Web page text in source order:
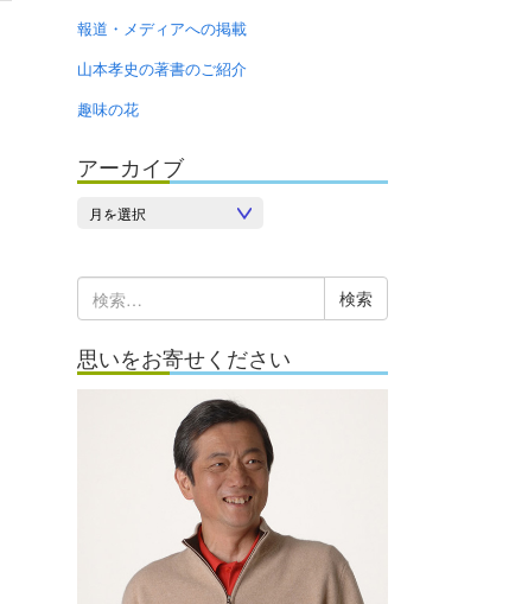
報道・メディアへの掲載
山本孝史の著書のご紹介
趣味の花
アーカイブ
カ
索:
思いをお寄せください